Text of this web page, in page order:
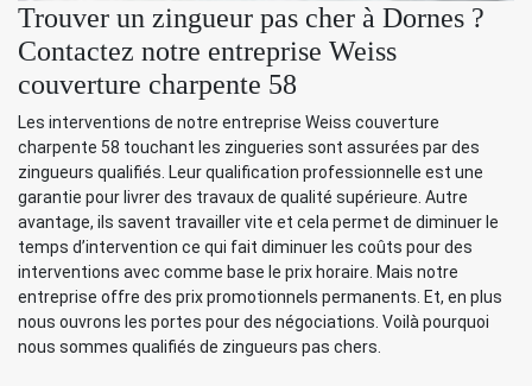
Trouver un zingueur pas cher à Dornes ?
Contactez notre entreprise Weiss
couverture charpente 58
Les interventions de notre entreprise Weiss couverture
charpente 58 touchant les zingueries sont assurées par des
zingueurs qualifiés. Leur qualification professionnelle est une
garantie pour livrer des travaux de qualité supérieure. Autre
avantage, ils savent travailler vite et cela permet de diminuer le
temps d’intervention ce qui fait diminuer les coûts pour des
interventions avec comme base le prix horaire. Mais notre
entreprise offre des prix promotionnels permanents. Et, en plus
nous ouvrons les portes pour des négociations. Voilà pourquoi
nous sommes qualifiés de zingueurs pas chers.